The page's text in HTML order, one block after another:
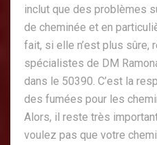
inclut que des problèmes
de cheminée et en
fait, si elle n’est plus sûre,
spécialistes de DM
dans le 50390. C’est la
des fumées pour les
Alors, il reste très
voulez pas que votre